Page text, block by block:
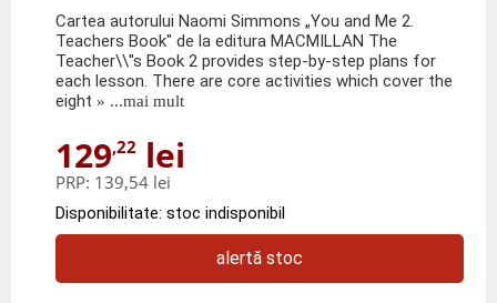
Cartea autorului Naomi Simmons „You and Me 2.
Teachers Book" de la editura MACMILLAN The
Teacher\\''s Book 2 provides step-by-step plans for
each lesson. There are core activities which cover the
eight » ...mai mult
129,22 lei
PRP: 139,54 lei
Disponibilitate: stoc indisponibil
alertă stoc